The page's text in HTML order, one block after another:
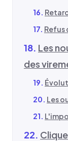
Refus
Les
des
Les